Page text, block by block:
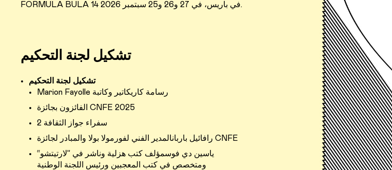
FORMULA BULA 14 في باريس، في 27 و26 و25 سبتمبر 2026.
تشكيل لجنة التحكيم
تشكيل لجنة التحكيم
Marion Fayolle رسامة كاريكاتير وكاتبة
الفائزون بجائزة CNFE 2025
2 سفراء جواز الثقافة
رافائيل باربانالمدير الفني لفورمولا بولا والمبادر لجائزة CNFE
ياسين دي فوسمؤلف كتب هزلية وناشر في ”لارتيتشو“
ومتخصص في كتب المعجبين ورئيس اللجنة الوطنية